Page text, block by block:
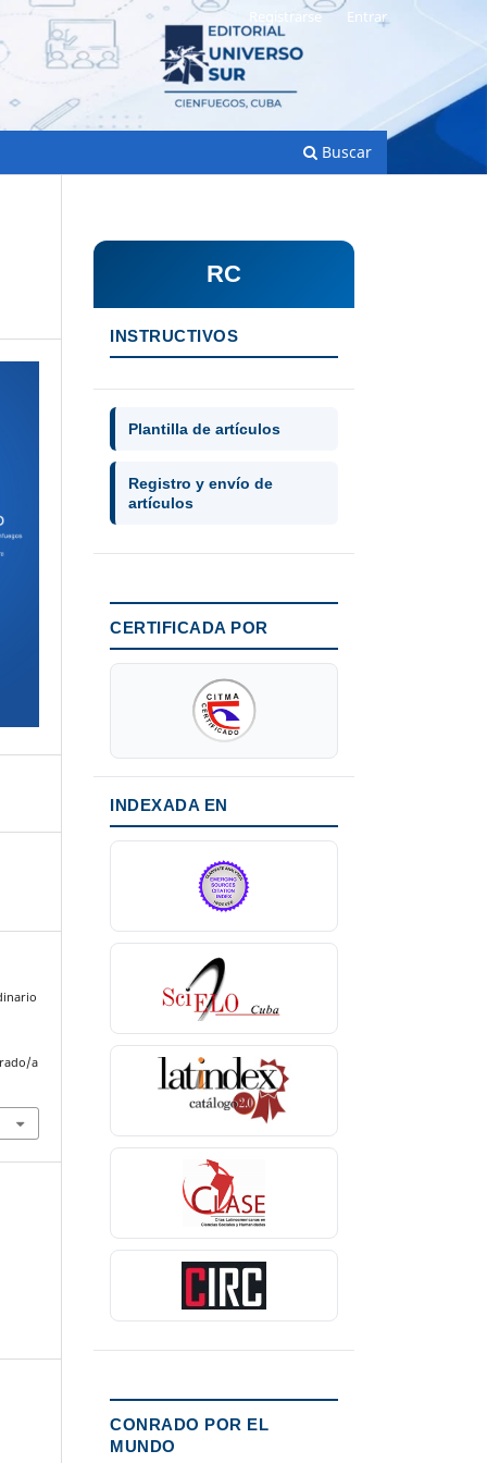
Buscar
Registrarse Entrar
a
RC
INSTRUCTIVOS
Plantilla de artículos
Registro y envío de
artículos
CERTIFICADA POR
INDEXADA EN
CONRADO POR EL
MUNDO